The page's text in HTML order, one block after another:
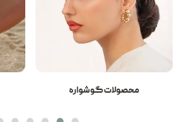
محصولات پابند